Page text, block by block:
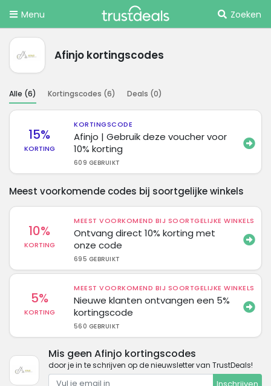
Menu Zoeken
Afinjo kortingscodes
Alle (6) Kortingscodes (6) Deals (0)
15%
KORTING
KORTINGSCODE
Afinjo | Gebruik deze voucher voor
10% korting
609 GEBRUIKT
Meest voorkomende codes bij soortgelijke winkels
10%
KORTING
MEEST VOORKOMEND BIJ SOORTGELIJKE WINKELS
Ontvang direct 10% korting met
onze code
695 GEBRUIKT
5%
KORTING
MEEST VOORKOMEND BIJ SOORTGELIJKE WINKELS
Nieuwe klanten ontvangen een 5%
kortingscode
560 GEBRUIKT
Mis geen Afinjo kortingscodes
door je in te schrijven op de nieuwsletter van TrustDeals!